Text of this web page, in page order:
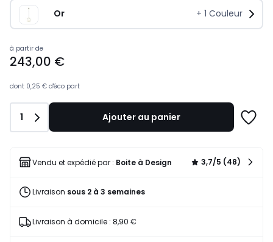
Or + 1 Couleur
268,00
€.
à partir de
243,00 €
dont 0,25 € d'éco part
Quantité
1 Ajouter au panier
liste
Vendu et expédié par : Boite à Design 3,7/5 (48)
Livraison sous 2 à 3 semaines
Livraison à domicile : 8,90 €